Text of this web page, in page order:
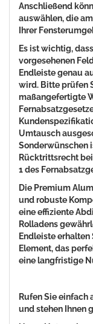
Anschließend
auswählen, die
Ihrer
Es ist wichtig,
vorgesehenen
Endleiste genau
wird. Bitte prüfen
maßangefertigte
Umtausch
Sonderwünschen
Rücktrittsrecht
1 des
Die Premium
und robuste
eine effiziente
Rolladens
Endleiste
Element, das
eine langfristige
Rufen Sie einfach
und stehen Ihnen